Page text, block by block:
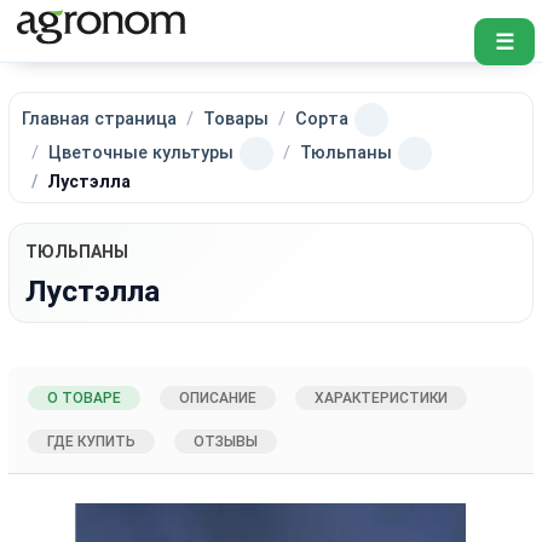
☰
Главная страница Товары
Сорта
Цветочные культуры
Тюльпаны
Лустэлла
ТЮЛЬПАНЫ
Лустэлла
О ТОВАРЕ ОПИСАНИЕ ХАРАКТЕРИСТИКИ
ГДЕ КУПИТЬ ОТЗЫВЫ